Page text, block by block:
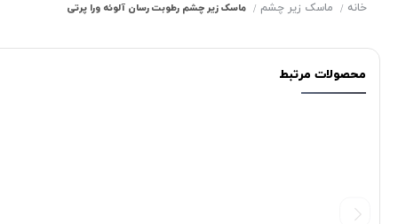
خانه ماسک زیر چشم ماسک زیر چشم رطوبت رسان آلوئه ورا پرتی
محصولات مرتبط